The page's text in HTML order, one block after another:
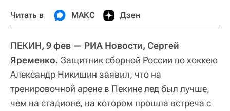
Читать в МАКС Дзен
ПЕКИН, 9 фев — РИА Новости, Сергей
Яременко. Защитник сборной России по хоккею
Александр Никишин заявил, что на
тренировочной арене в Пекине лед был лучше,
чем на стадионе, на котором прошла встреча с